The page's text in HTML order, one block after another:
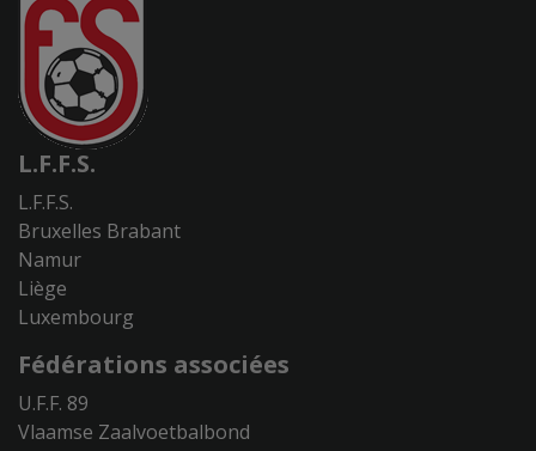
L.F.F.S.
L.F.F.S.
Bruxelles Brabant
Namur
Liège
Luxembourg
Fédérations associées
U.F.F. 89
Vlaamse Zaalvoetbalbond